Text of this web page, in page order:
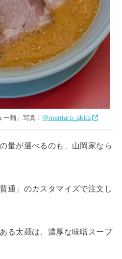
ー麺」写真： @mentaro_akita
量が選べるのも、山岡家なら
通」のカスタマイズで注文し
る太麺は、濃厚な味噌スープ